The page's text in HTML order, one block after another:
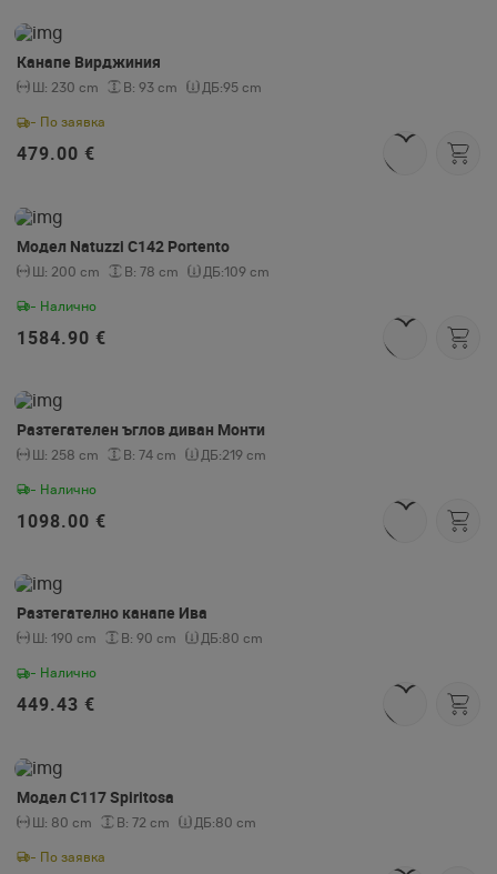
Канапе Вирджиния
Ш: 230 cm В: 93 cm ДБ:95 cm
- По заявка
479.00 €
Модел Natuzzi C142 Portento
Ш: 200 cm В: 78 cm ДБ:109 cm
- Налично
1584.90 €
Разтегателен ъглов диван Монти
Ш: 258 cm В: 74 cm ДБ:219 cm
- Налично
1098.00 €
Разтегателно канапе Ива
Ш: 190 cm В: 90 cm ДБ:80 cm
- Налично
449.43 €
Модел C117 Spiritosa
Ш: 80 cm В: 72 cm ДБ:80 cm
- По заявка